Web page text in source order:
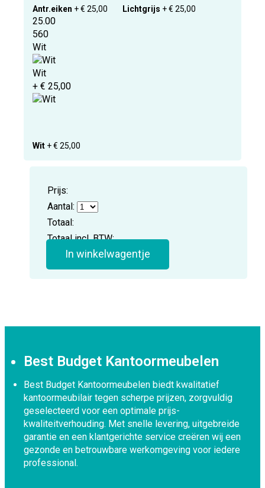
Antr.eiken + € 25,00 Lichtgrijs + € 25,00
25.00
560
Wit
Wit
+ € 25,00
Wit + € 25,00
Prijs:
Aantal:
Totaal:
Totaal incl. BTW:
In winkelwagentje
Best Budget Kantoormeubelen
Best Budget Kantoormeubelen biedt kwalitatief
kantoormeubilair tegen scherpe prijzen, zorgvuldig
geselecteerd voor een optimale prijs-
kwaliteitverhouding. Met snelle levering, uitgebreide
garantie en een klantgerichte service creëren wij een
gezonde en betrouwbare werkomgeving voor iedere
professional.